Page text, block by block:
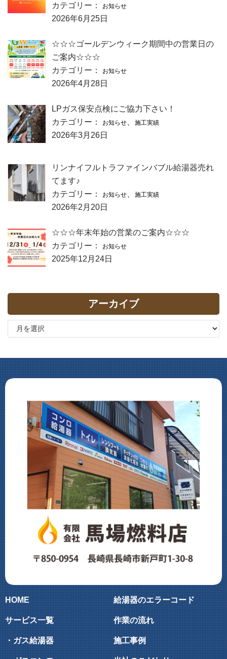
カテゴリー：
お知らせ
2026年6月25日
☆☆☆ゴールデンウィーク期間中の営業日の
ご案内☆☆☆
カテゴリー：
お知らせ
2026年4月28日
LPガス保安点検にご協力下さい！
カテゴリー：
お知らせ 施工実績
2026年3月26日
リンナイフルトラファインバブル給湯器売れ
てます♪
カテゴリー：
お知らせ 施工実績
2026年2月20日
☆☆☆年末年始の営業のご案内☆☆☆
カテゴリー：
お知らせ
2025年12月24日
アーカイブ
HOME
サービス一覧
・ガス給湯器
給湯器のエラーコード
作業の流れ
施工事例